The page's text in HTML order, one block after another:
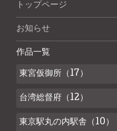
トップページ
お知らせ
作品一覧
東宮仮御所（17）
台湾総督府（12）
東京駅丸の内駅舎（10）